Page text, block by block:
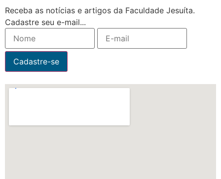
Receba as notícias e artigos da Faculdade Jesuíta.
Cadastre seu e-mail...